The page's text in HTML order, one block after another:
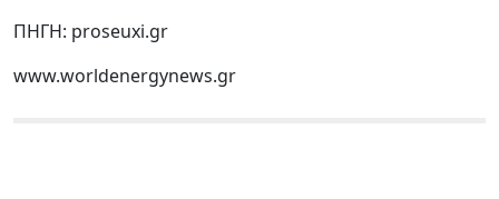
ΠΗΓΗ: proseuxi.gr
www.worldenergynews.gr